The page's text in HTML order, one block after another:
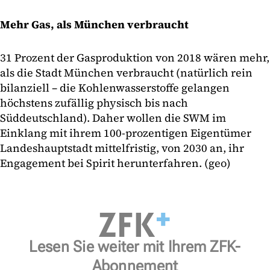
Mehr Gas, als München verbraucht
31 Prozent der Gasproduktion von 2018 wären mehr,
als die Stadt München verbraucht (natürlich rein
bilanziell – die Kohlenwasserstoffe gelangen
höchstens zufällig physisch bis nach
Süddeutschland). Daher wollen die SWM im
Einklang mit ihrem 100-prozentigen Eigentümer
Landeshauptstadt mittelfristig, von 2030 an, ihr
Engagement bei Spirit herunterfahren. (geo)
Lesen Sie weiter mit Ihrem ZFK-
Abonnement